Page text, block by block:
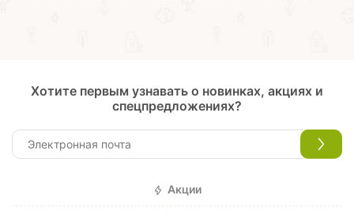
Хотите первым узнавать о новинках, акциях и
спецпредложениях?
Акции